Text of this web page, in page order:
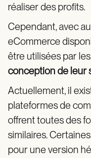
réaliser des profits.
Cependant, avec
eCommerce
être utilisées par
conception de leur
Actuellement, il
plateformes de
offrent toutes des
similaires.
pour une version